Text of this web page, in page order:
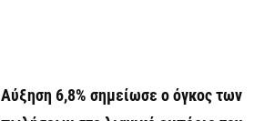
Αύξηση 6,8% σημείωσε ο όγκος των